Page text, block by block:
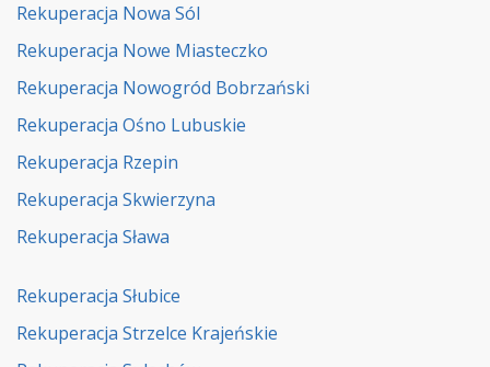
Rekuperacja Nowa Sól
Rekuperacja Nowe Miasteczko
Rekuperacja Nowogród Bobrzański
Rekuperacja Ośno Lubuskie
Rekuperacja Rzepin
Rekuperacja Skwierzyna
Rekuperacja Sława
Rekuperacja Słubice
Rekuperacja Strzelce Krajeńskie